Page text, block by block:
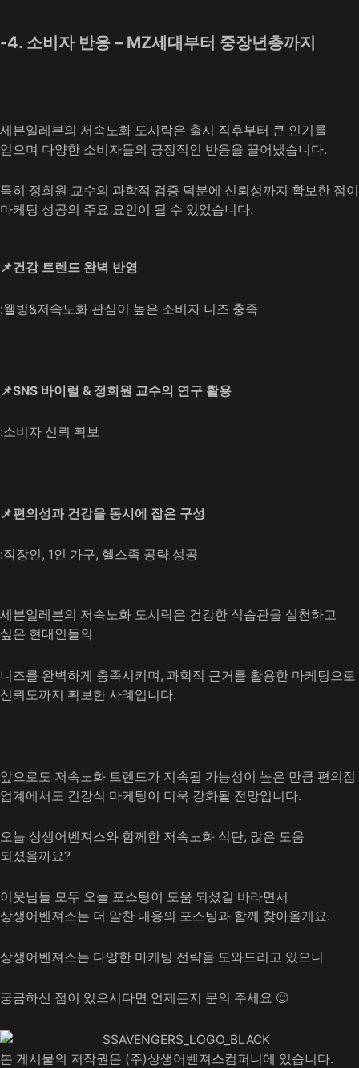
-4. 소비자 반응 – MZ세대부터 중장년층까지
세븐일레븐의 저속노화 도시락은 출시 직후부터 큰 인기를
얻으며 다양한 소비자들의 긍정적인 반응을 끌어냈습니다.
특히 정희원 교수의 과학적 검증 덕분에 신뢰성까지 확보한 점이
마케팅 성공의 주요 요인이 될 수 있었습니다.
📌건강 트렌드 완벽 반영
:웰빙&저속노화 관심이 높은 소비자 니즈 충족
📌SNS 바이럴 & 정희원 교수의 연구 활용
:소비자 신뢰 확보
📌편의성과 건강을 동시에 잡은 구성
:직장인, 1인 가구, 헬스족 공략 성공
세븐일레븐의 저속노화 도시락은 건강한 식습관을 실천하고
싶은 현대인들의
니즈를 완벽하게 충족시키며, 과학적 근거를 활용한 마케팅으로
신뢰도까지 확보한 사례입니다.
앞으로도 저속노화 트렌드가 지속될 가능성이 높은 만큼 편의점
업계에서도 건강식 마케팅이 더욱 강화될 전망입니다.
오늘 상생어벤져스와 함께한 저속노화 식단, 많은 도움
되셨을까요?
이웃님들 모두 오늘 포스팅이 도움 되셨길 바라면서
상생어벤져스는 더 알찬 내용의 포스팅과 함께 찾아올게요.
상생어벤져스는 다양한 마케팅 전략을 도와드리고 있으니
궁금하신 점이 있으시다면 언제든지 문의 주세요 🙂
본 게시물의 저작권은 (주)상생어벤져스컴퍼니에 있습니다.